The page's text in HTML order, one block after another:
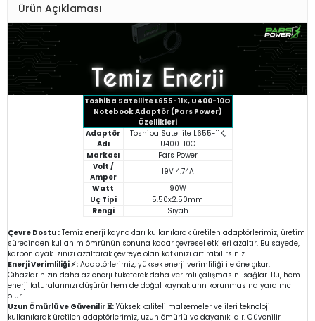
Ürün Açıklaması
Toshiba Satellite L655-11K, U400-10O
Notebook Adaptör (Pars Power)
Özellikleri
Adaptör
Adı
Toshiba Satellite L655-11K,
U400-10O
Markası
Pars Power
Volt /
Amper
19V 4.74A
Watt
90W
Uç Tipi
5.50x2.50mm
Rengi
Siyah
Çevre Dostu : Temiz enerji kaynakları kullanılarak üretilen adaptörlerimiz, üretim
sürecinden kullanım ömrünün sonuna kadar çevresel etkileri azaltır. Bu sayede,
karbon ayak izinizi azaltarak çevreye olan katkınızı artırabilirsiniz.
Enerji Verimliliği ⚡: Adaptörlerimiz, yüksek enerji verimliliği ile öne çıkar.
Cihazlarınızın daha az enerji tüketerek daha verimli çalışmasını sağlar. Bu, hem
enerji faturalarınızı düşürür hem de doğal kaynakların korunmasına yardımcı
olur.
Uzun Ömürlü ve Güvenilir ⏳: Yüksek kaliteli malzemeler ve ileri teknoloji
kullanılarak üretilen adaptörlerimiz, uzun ömürlü ve dayanıklıdır. Güvenilir